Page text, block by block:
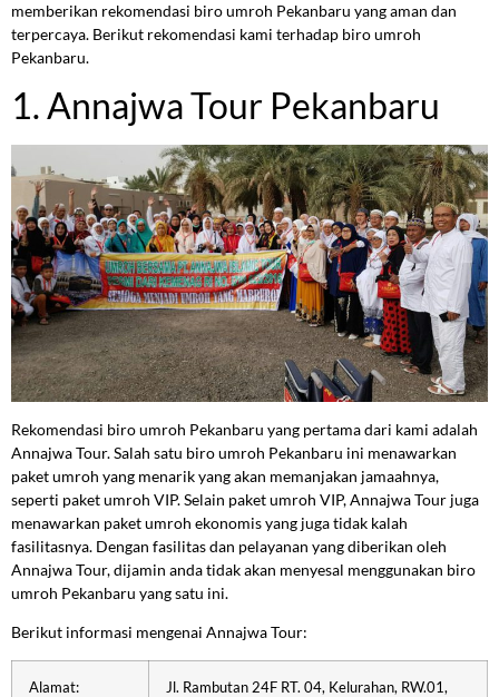
memberikan rekomendasi biro umroh Pekanbaru yang aman dan
terpercaya. Berikut rekomendasi kami terhadap biro umroh
Pekanbaru.
1. Annajwa Tour Pekanbaru
Rekomendasi biro umroh Pekanbaru yang pertama dari kami adalah
Annajwa Tour. Salah satu biro umroh Pekanbaru ini menawarkan
paket umroh yang menarik yang akan memanjakan jamaahnya,
seperti paket umroh VIP. Selain paket umroh VIP, Annajwa Tour juga
menawarkan paket umroh ekonomis yang juga tidak kalah
fasilitasnya. Dengan fasilitas dan pelayanan yang diberikan oleh
Annajwa Tour, dijamin anda tidak akan menyesal menggunakan biro
umroh Pekanbaru yang satu ini.
Berikut informasi mengenai Annajwa Tour:
Alamat:
Jl. Rambutan 24F RT. 04, Kelurahan, RW.01,